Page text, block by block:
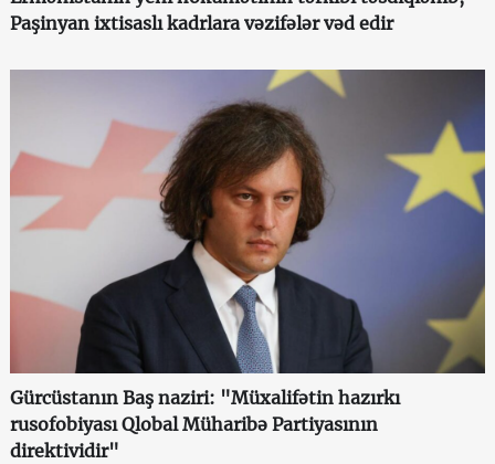
Paşinyan ixtisaslı kadrlara vəzifələr vəd edir
Gürcüstanın Baş naziri: "Müxalifətin hazırkı
rusofobiyası Qlobal Müharibə Partiyasının
direktividir"